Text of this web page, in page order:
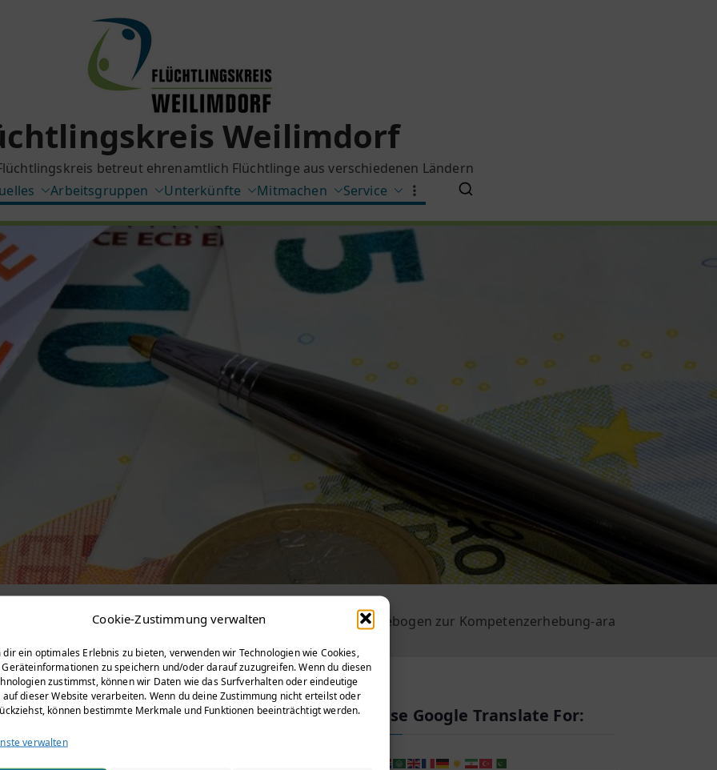
Cookie-Zustimmung verwalten
dir ein optimales Erlebnis zu bieten, verwenden wir Technologien wie Cookies,
Geräteinformationen zu speichern und/oder darauf zuzugreifen. Wenn du diesen
zustimmst, können wir Daten wie das Surfverhalten oder eindeutige
auf dieser Website verarbeiten. Wenn du deine Zustimmung nicht erteilst oder
können bestimmte Merkmale und Funktionen beeinträchtigt werden.
verwalten
Weilimdorf
betreut ehrenamtlich Flüchtlinge aus verschiedenen Ländern
Arbeitsgruppen Unterkünfte Mitmachen Service
ara Fragebogen zur Kompetenzerhebung-ara
Use Google Translate For: